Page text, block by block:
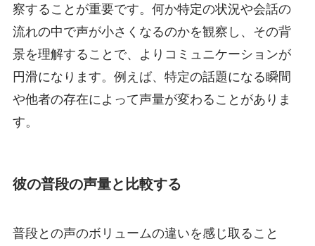
察することが重要です。何か特定の状況や会話の
流れの中で声が小さくなるのかを観察し、その背
景を理解することで、よりコミュニケーションが
円滑になります。例えば、特定の話題になる瞬間
や他者の存在によって声量が変わることがありま
す。
彼の普段の声量と比較する
普段との声のボリュームの違いを感じ取ること